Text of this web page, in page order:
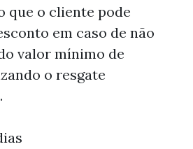
que o cliente pode
em caso de não
valor mínimo de
o resgate